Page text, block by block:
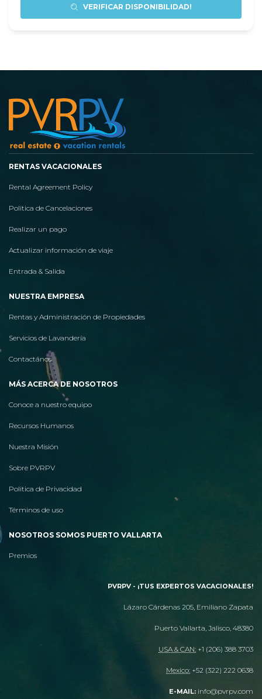
VERIFICAR DISPONIBILIDAD!
RENTAS VACACIONALES
Rental Agreement Policy
Politica de Cancelaciones
Realizar un pago
Actualizar información de viaje
Entrada & Salida
NUESTRA EMPRESA
Rentas y Administración de Propiedades
Servicios de Lavandería
Contactános
MÁS ACERCA DE NOSOTROS
Conoce a nuestro equipo
Recursos Humanos
Nuestra Misión
Sobre PVRPV
Politica de Privacidad
Términos de uso
NOSOTROS SOMOS PUERTO VALLARTA
Premios
PVRPV - ¡TUS EXPERTOS VACACIONALES!
Lázaro Cárdenas 205, Emiliano Zapata
Puerto Vallarta, Jalisco, 48380
USA & CAN: +1 (206) 388 3703
Mexico: +52 (322) 222 0638
E-MAIL: info@pvrpv.com